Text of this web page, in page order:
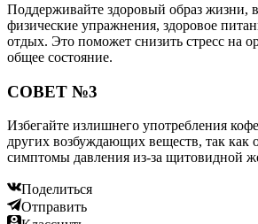
Поддерживайте здоровый образ жизни,
физические упражнения, здоровое
отдых. Это поможет снизить стресс на
общее состояние.
СОВЕТ №3
Избегайте излишнего употребления
других возбуждающих веществ, так как
симптомы давления из-за щитовидной
Поделиться
Отправить